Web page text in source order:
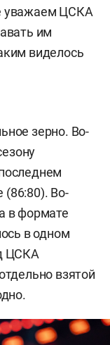
уважаем ЦСКА
им
виделось
зерно. Во-
Во-
в формате
в одном
ЦСКА
взятой